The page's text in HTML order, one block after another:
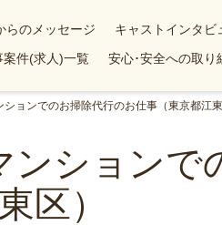
らのメッセージ
キャストインタビ
案件(求人)一覧 安心･安全への取り
ョンでのお掃除代行のお仕事（東京都江東
ンションで
区）